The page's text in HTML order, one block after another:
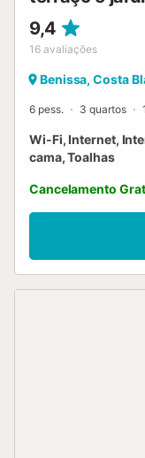
9,4
16 avaliações
Benissa, Costa
6 pess. 3 quartos
Wi-Fi, Internet,
cama, Toalhas
Cancelamento